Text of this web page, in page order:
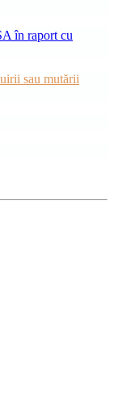
în raport cu
sau mutării